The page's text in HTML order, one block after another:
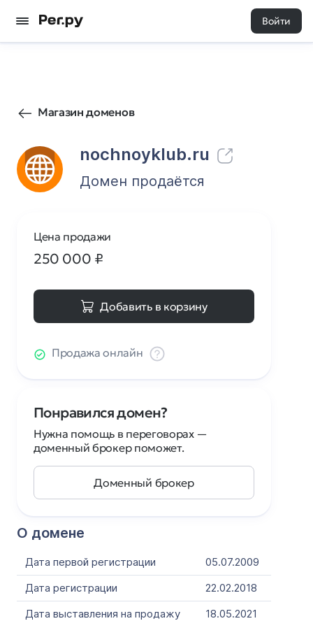
Войти
Магазин доменов
nochnoyklub.ru
92 0
Домен продаётся
О домене
Дата первой регистрации
05.07.2009
Дата регистрации
22.02.2018
Дата выставления на продажу
18.05.2021
Цена продажи
250 000 ₽
Добавить в корзину
Продажа онлайн
Понравился домен?
Нужна помощь в переговорах —
доменный брокер поможет.
Доменный брокер